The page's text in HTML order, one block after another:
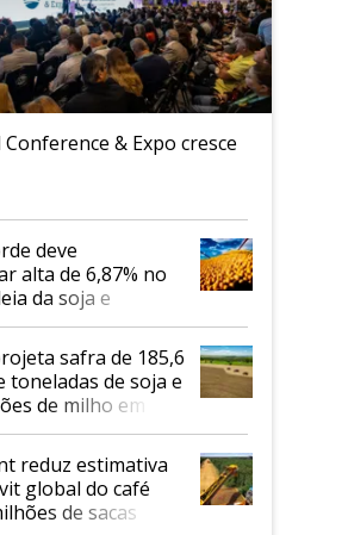
& Expo cresce
deve
alta de 6,87% no
da soja e
2026
safra de 185,6
toneladas de soja e
de milho em
reduz estimativa
global do café
de sacas